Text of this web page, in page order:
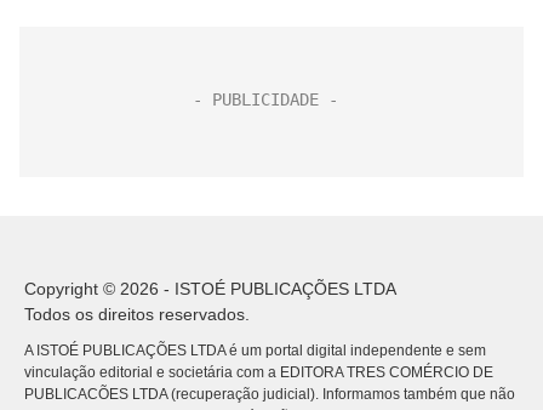
Copyright © 2026 - ISTOÉ PUBLICAÇÕES LTDA
Todos os direitos reservados.
A ISTOÉ PUBLICAÇÕES LTDA é um portal digital independente e sem
vinculação editorial e societária com a EDITORA TRES COMÉRCIO DE
PUBLICACÕES LTDA (recuperação judicial). Informamos também que não